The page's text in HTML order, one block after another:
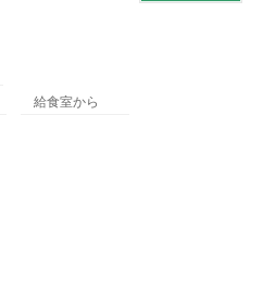
給食室から